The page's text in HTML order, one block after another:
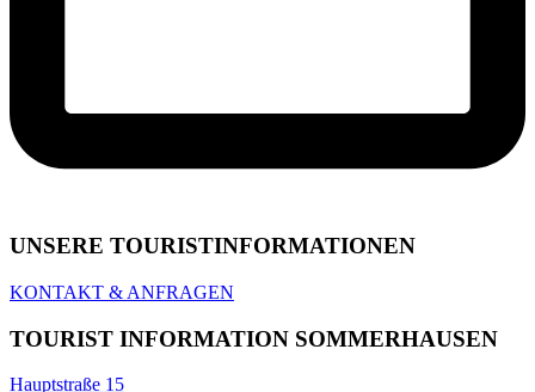
UNSERE TOURIST­INFORMATIONEN
KONTAKT & ANFRAGEN
TOURIST INFORMATION SOMMERHAUSEN
Hauptstraße 15